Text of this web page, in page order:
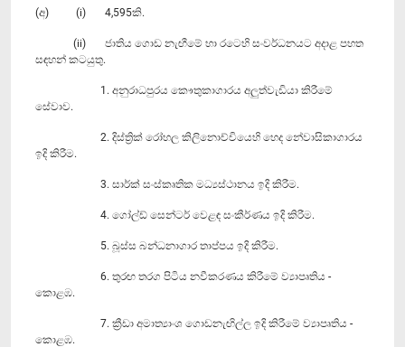
(අ) (i) 4,595කි.
(ii) ජාතිය ගොඩ නැඟීමේ හා රටෙහි සංවර්ධනයට අදාළ පහත
සඳහන් කටයුතු.
1. අනුරාධපුරය කෞතුකාගාරය අලුත්වැඩියා කිරීමේ
සේවාව.
2. දිස්ත්‍රික් රෝහල කිලිනොච්‍චියෙහි හෙද නේවාසිකාගාරය
ඉදි කිරීම.
3. සාර්ක් සංස්කෘතික මධ්‍යස්ථානය ඉදි කිරීම.
4. ගෝල්ඩ් සෙන්ටර් වෙළඳ සංකීර්ණය ඉදි කිරීම.
5. බූස්ස බන්ධනාගාර තාප්පය ඉදි කිරීම.
6. තුරඟ තරග පිටිය නවීකරණය කිරීමේ ව්‍යාපෘතිය -
කොළඹ.
7. ක්‍රීඩා අමාත්‍යාංශ ගොඩනැඟිල්ල ඉදි කිරීමේ ව්‍යාපෘතිය -
කොළඹ.